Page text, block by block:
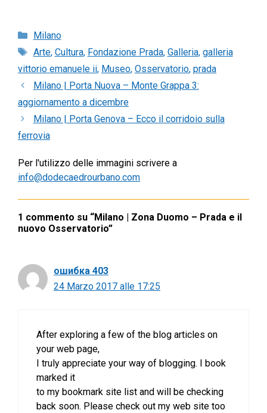
Categorie
Milano
Tag
Arte, Cultura, Fondazione Prada, Galleria, galleria
vittorio emanuele ii, Museo, Osservatorio, prada
Milano | Porta Nuova – Monte Grappa 3:
aggiornamento a dicembre
Milano | Porta Genova – Ecco il corridoio sulla
ferrovia
Per l'utilizzo delle immagini scrivere a
info@dodecaedrourbano.com
1 commento su “Milano | Zona Duomo – Prada e il
nuovo Osservatorio”
ошибка 403
24 Marzo 2017 alle 17:25
After exploring a few of the blog articles on
your web page,
I truly appreciate your way of blogging. I book
marked it
to my bookmark site list and will be checking
back soon. Please check out my web site too